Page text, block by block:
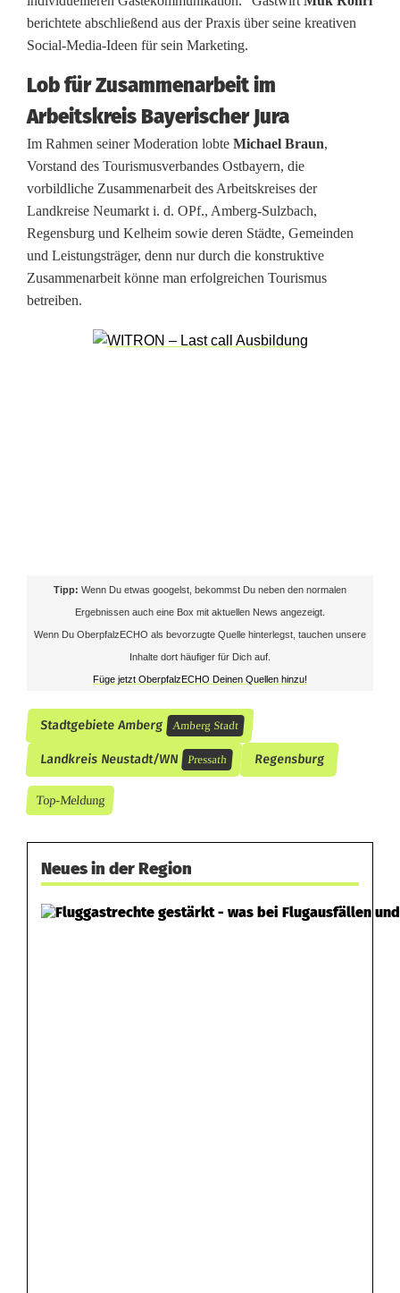
r
i
s
c
h
n
J
u
berichtete abschließend aus der Praxis über seine kreativen
Social-Media-Ideen für sein Marketing.
Lob für Zusammenarbeit im
Arbeitskreis Bayerischer Jura
Im Rahmen seiner Moderation lobte Michael Braun,
Vorstand des Tourismusverbandes Ostbayern, die
vorbildliche Zusammenarbeit des Arbeitskreises der
Landkreise Neumarkt i. d. OPf., Amberg-Sulzbach,
Regensburg und Kelheim sowie deren Städte, Gemeinden
und Leistungsträger, denn nur durch die konstruktive
Zusammenarbeit könne man erfolgreichen Tourismus
betreiben.
Tipp: Wenn Du etwas googelst, bekommst Du neben den normalen
Ergebnissen auch eine Box mit aktuellen News angezeigt.
Wenn Du OberpfalzECHO als bevorzugte Quelle hinterlegst, tauchen unsere
Inhalte dort häufiger für Dich auf.
Füge jetzt OberpfalzECHO Deinen Quellen hinzu!
Stadtgebiete Amberg Amberg Stadt
Landkreis Neustadt/WN Pressath Regensburg
Top-Meldung
Neues in der Region